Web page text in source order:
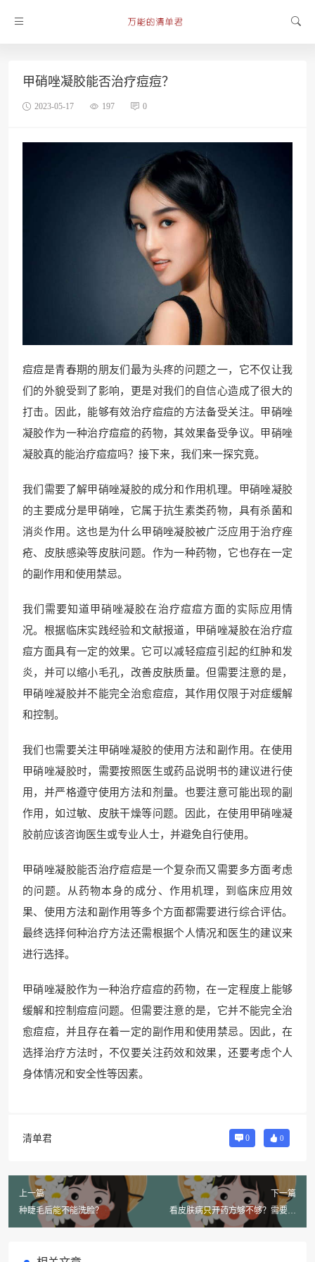
甲硝唑凝胶能否治疗痘痘？
2023-05-17 197 0
痘痘是青春期的朋友们最为头疼的问题之一，它不仅让我
们的外貌受到了影响，更是对我们的自信心造成了很大的
打击。因此，能够有效治疗痘痘的方法备受关注。甲硝唑
凝胶作为一种治疗痘痘的药物，其效果备受争议。甲硝唑
凝胶真的能治疗痘痘吗？接下来，我们来一探究竟。
我们需要了解甲硝唑凝胶的成分和作用机理。甲硝唑凝胶
的主要成分是甲硝唑，它属于抗生素类药物，具有杀菌和
消炎作用。这也是为什么甲硝唑凝胶被广泛应用于治疗痤
疮、皮肤感染等皮肤问题。作为一种药物，它也存在一定
的副作用和使用禁忌。
我们需要知道甲硝唑凝胶在治疗痘痘方面的实际应用情
况。根据临床实践经验和文献报道，甲硝唑凝胶在治疗痘
痘方面具有一定的效果。它可以减轻痘痘引起的红肿和发
炎，并可以缩小毛孔，改善皮肤质量。但需要注意的是，
甲硝唑凝胶并不能完全治愈痘痘，其作用仅限于对症缓解
和控制。
我们也需要关注甲硝唑凝胶的使用方法和副作用。在使用
甲硝唑凝胶时，需要按照医生或药品说明书的建议进行使
用，并严格遵守使用方法和剂量。也要注意可能出现的副
作用，如过敏、皮肤干燥等问题。因此，在使用甲硝唑凝
胶前应该咨询医生或专业人士，并避免自行使用。
甲硝唑凝胶能否治疗痘痘是一个复杂而又需要多方面考虑
的问题。从药物本身的成分、作用机理，到临床应用效
果、使用方法和副作用等多个方面都需要进行综合评估。
最终选择何种治疗方法还需根据个人情况和医生的建议来
进行选择。
甲硝唑凝胶作为一种治疗痘痘的药物，在一定程度上能够
缓解和控制痘痘问题。但需要注意的是，它并不能完全治
愈痘痘，并且存在着一定的副作用和使用禁忌。因此，在
选择治疗方法时，不仅要关注药效和效果，还要考虑个人
身体情况和安全性等因素。
清单君 0 0
上一篇
种睫毛后能不能洗脸？
下一篇
看皮肤病只开药方够不够？需要问
大便吗？